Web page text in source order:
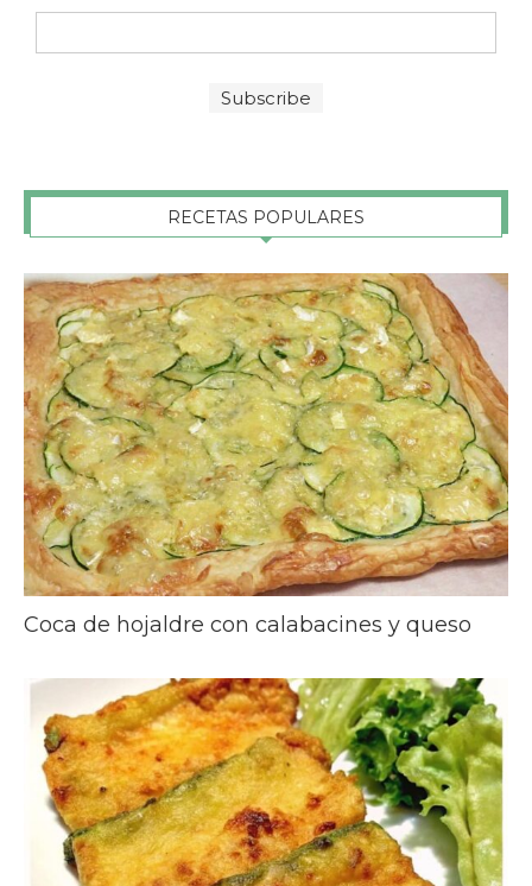
RECETAS POPULARES
Coca de hojaldre con calabacines y queso